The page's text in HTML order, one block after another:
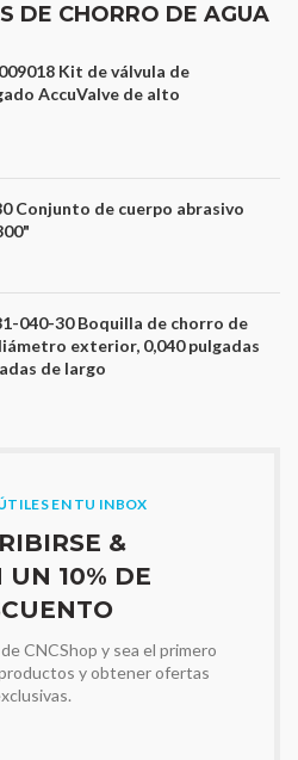
DE CHORRO DE AGUA
Kit de válvula de
AccuValve de alto
Conjunto de cuerpo abrasivo
040-30 Boquilla de chorro de
exterior, 0,040 pulgadas
de largo
EN TU INBOX
&
UN 10% DE
CNCShop y sea el primero
y obtener ofertas